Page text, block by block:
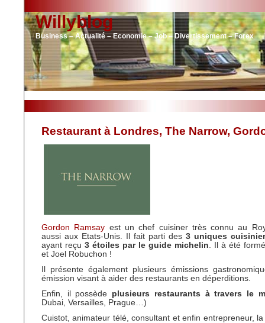
Willyblog
Business – Actualité – Economie – Job – Divertissement – Forex
Restaurant à Londres, The Narrow,
Gordon Ramsay est un chef cuisiner très connu au
aussi aux Etats-Unis. Il fait parti des 3 uniques
ayant reçu 3 étoiles par le guide michelin. Il à été
et Joel Robuchon !
Il présente également plusieurs émissions
émission visant à aider des restaurants en déperditions.
Enfin, il possède plusieurs restaurants à travers le
Dubai, Versailles, Prague…)
Cuistot, animateur télé, consultant et enfin entrepreneur,